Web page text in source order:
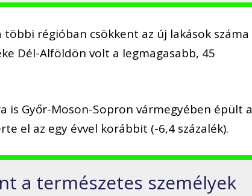
régióban csökkent az új lakások száma
Dél-Alföldön volt a legmagasabb, 45
is Győr-Moson-Sopron vármegyében épült a
el az egy évvel korábbit (-6,4 százalék).
a természetes személyek